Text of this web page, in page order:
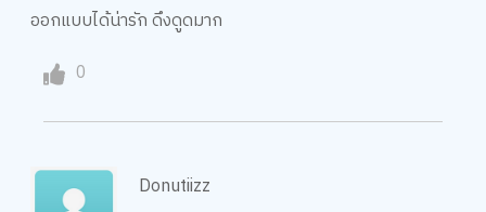
ออกแบบได้น่ารัก ดึงดูดมาก
0
Donutiizz